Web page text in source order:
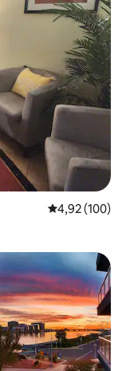
4,92 av 5 i
4,92 (100)